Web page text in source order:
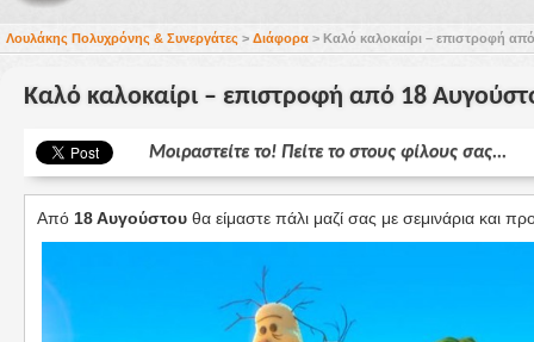
Λουλάκης Πολυχρόνης & Συνεργάτες > Διάφορα > Καλό καλοκαίρι – επιστροφή
Καλό καλοκαίρι – επιστροφή από 18
Μοιραστείτε το! Πείτε το στους φίλους σας...
Από 18 Αυγούστου θα είμαστε πάλι μαζί σας με σεμινάρια και